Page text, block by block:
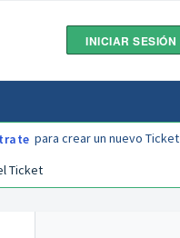
INICIAR SESIÓN
para crear un nuevo Ticket
Ticket